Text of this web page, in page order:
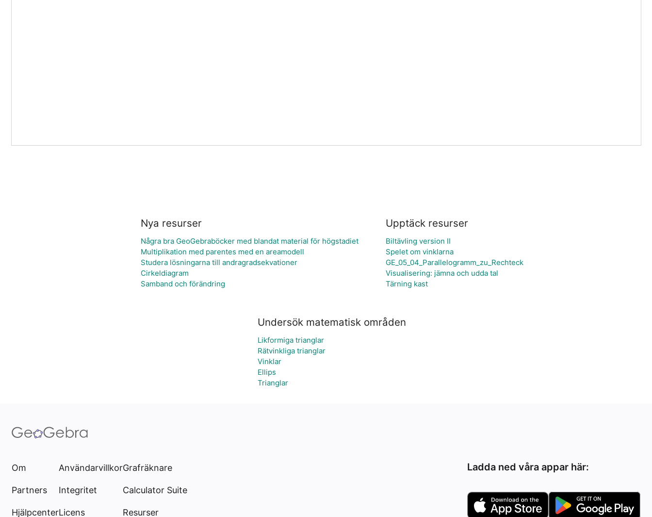
Nya resurser
Några bra GeoGebraböcker med blandat material för högstadiet
Multiplikation med parentes med en areamodell
Studera lösningarna till andragradsekvationer
Cirkeldiagram
Samband och förändring
Upptäck resurser
Biltävling version II
Spelet om vinklarna
GE_05_04_Parallelogramm_zu_Rechteck
Visualisering: jämna och udda tal
Tärning kast
Undersök matematisk områden
Likformiga trianglar
Rätvinkliga trianglar
Vinklar
Ellips
Trianglar
Om
Partners
Hjälpcenter
Användarvillkor
Integritet
Licens
Grafräknare
Calculator Suite
Resurser
Ladda ned våra appar här: